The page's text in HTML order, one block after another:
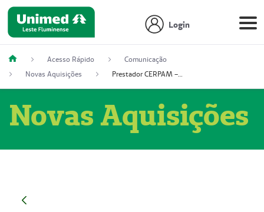
Login
Acesso Rápido
Comunicação
Novas Aquisições
Prestador CERPAM – Centro de Reabilitação S/S Ltda-ME (52004274-8)
Novas Aquisições